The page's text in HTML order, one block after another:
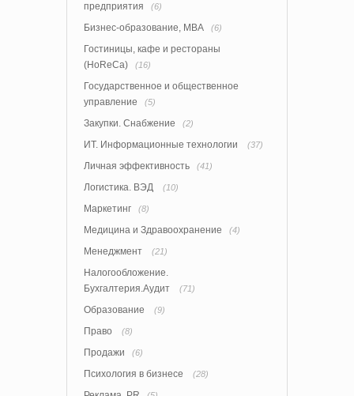
предприятия
(6)
Бизнес-образование, MBA (6)
Гостиницы, кафе и рестораны
(HoReCa)
(16)
Государственное и общественное
управление
(5)
Закупки. Снабжение (2)
ИТ. Информационные технологии (37)
Личная эффективность (41)
Логистика. ВЭД (10)
Маркетинг (8)
Медицина и Здравоохранение (4)
Менеджмент (21)
Налогообложение.
Бухгалтерия.Аудит
(71)
Образование (9)
Право (8)
Продажи (6)
Психология в бизнесе (28)